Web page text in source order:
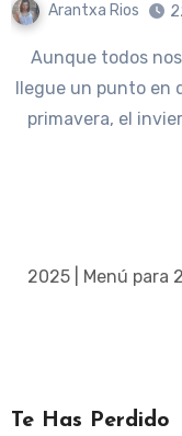
Arantxa Rios
Aunque todos nos quejemos del frío y del invierno y
llegue un punto en
primavera, el
2025 | Menú para 2
Te Has Perdido